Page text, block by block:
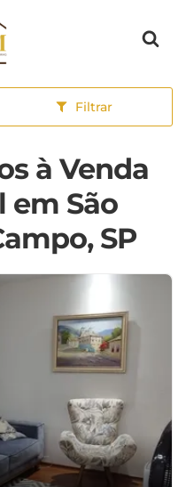
inicial
Filtrar
à Venda
em São
SP